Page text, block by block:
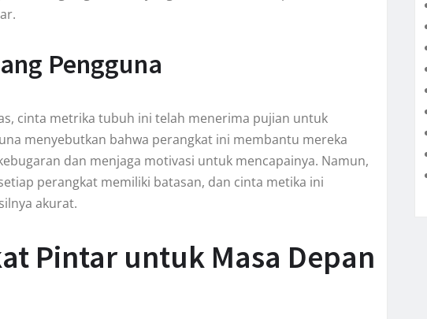
Pengguna
cinta metrika tubuh ini telah menerima pujian untuk
menyebutkan bahwa perangkat ini membantu mereka
dan menjaga motivasi untuk mencapainya. Namun,
perangkat memiliki batasan, dan cinta metika ini
akurat.
Pintar untuk Masa Depan